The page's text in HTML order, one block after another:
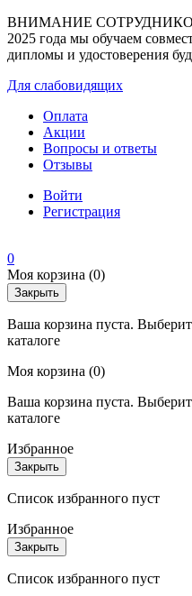
ВНИМАНИЕ
2025 года мы обучаем
дипломы и удостоверения
Для слабовидящих
Оплата
Акции
Вопросы и ответы
Отзывы
Войти
Регистрация
0
Моя корзина (0)
Закрыть
Ваша корзина пуста.
каталоге
Моя корзина (0)
Ваша корзина пуста.
каталоге
Избранное
Закрыть
Список избранного пуст
Избранное
Закрыть
Список избранного пуст